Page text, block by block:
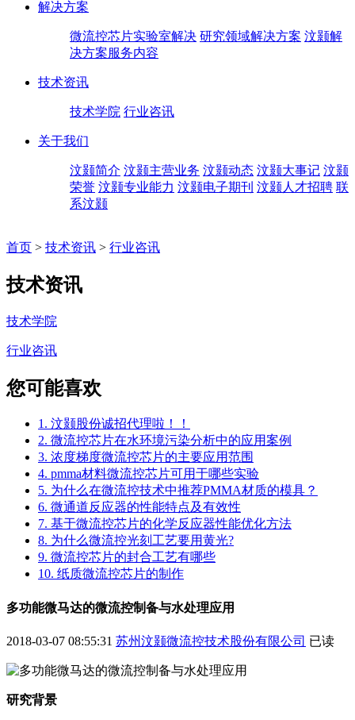
解决方案
微流控芯片实验室解决 研究领域解决方案 汶颢解
决方案服务内容
技术资讯
技术学院 行业咨讯
关于我们
汶颢简介 汶颢主营业务 汶颢动态 汶颢大事记 汶颢
荣誉 汶颢专业能力 汶颢电子期刊 汶颢人才招聘 联
系汶颢
首页 > 技术资讯 > 行业咨讯
技术资讯
技术学院
行业咨讯
您可能喜欢
1. 汶颢股份诚招代理啦！！
2. 微流控芯片在水环境污染分析中的应用案例
3. 浓度梯度微流控芯片的主要应用范围
4. pmma材料微流控芯片可用于哪些实验
5. 为什么在微流控技术中推荐PMMA材质的模具？
6. 微通道反应器的性能特点及有效性
7. 基于微流控芯片的化学反应器性能优化方法
8. 为什么微流控光刻工艺要用黄光?
9. 微流控芯片的封合工艺有哪些
10. 纸质微流控芯片的制作
多功能微马达的微流控制备与水处理应用
2018-03-07 08:55:31 苏州汶颢微流控技术股份有限公司 已读
研究背景